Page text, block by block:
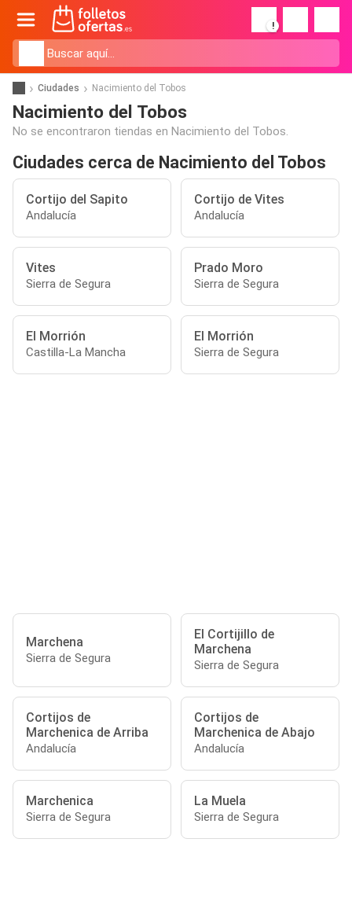
!
Ciudades Nacimiento del Tobos
Nacimiento del Tobos
No se encontraron tiendas en Nacimiento del Tobos.
Ciudades cerca de Nacimiento del Tobos
Cortijo del Sapito
Andalucía
Cortijo de Vites
Andalucía
Vites
Sierra de Segura
Prado Moro
Sierra de Segura
El Morrión
Castilla-La Mancha
El Morrión
Sierra de Segura
Marchena
Sierra de Segura
El Cortijillo de
Marchena
Sierra de Segura
Cortijos de
Marchenica de Arriba
Andalucía
Cortijos de
Marchenica de Abajo
Andalucía
Marchenica
Sierra de Segura
La Muela
Sierra de Segura